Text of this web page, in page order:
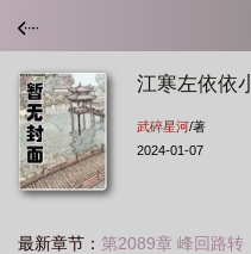
江寒左依依
武碎星河/著
2024-01-07
最新章节： 第2089章 峰回路转